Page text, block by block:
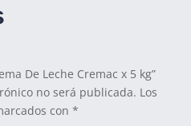
De Leche Cremac x 5 kg”
no será publicada. Los
con*